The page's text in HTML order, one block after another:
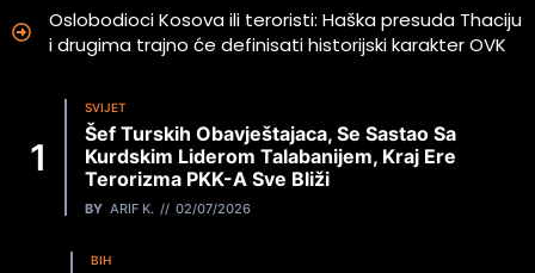
Oslobodioci Kosova ili teroristi: Haška presuda Thaciju
i drugima trajno će definisati historijski karakter OVK
SVIJET
Šef Turskih Obavještajaca, Se Sastao Sa
Kurdskim Liderom Talabanijem, Kraj Ere
Terorizma PKK-A Sve Bliži
BY ARIF K. 02/07/2026
BIH